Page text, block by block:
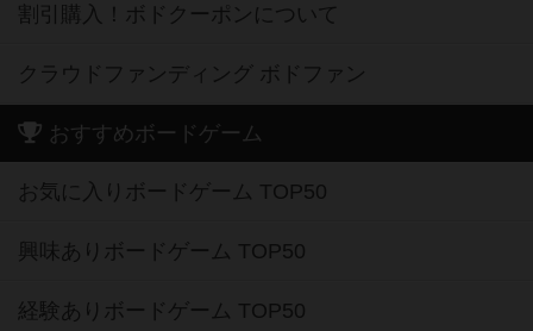
割引購入！ボドクーポンについて
クラウドファンディング ボドファン
おすすめボードゲーム
お気に入りボードゲーム TOP50
興味ありボードゲーム TOP50
経験ありボードゲーム TOP50